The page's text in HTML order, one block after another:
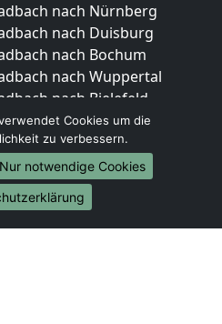
nach Nürnberg
nach Duisburg
nach Bochum
nach Wuppertal
nach Bielefeld
nach Bonn
nach Münster
nach Brasilien
nach Brunei
Cookies um die
zu verbessern.
Nur notwendige Cookies